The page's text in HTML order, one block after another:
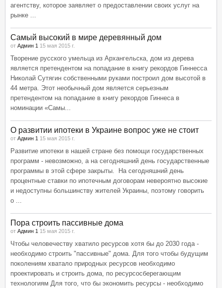
агентству, которое заявляет о предоставлении своих услуг на
рынке ...
Самый высокий в мире деревянный дом
от Админ 1 15 мая 2015 г.
Творение русского умельца из Архангельска, дом из дерева
является претендентом на попадание в книгу рекордов Гиннесса
Николай Сутягин собственными руками построил дом высотой в
44 метра. Этот необычный дом является серьезным
претендентом на попадание в книгу рекордов Гиннеса в
номинации «Самы...
О развитии ипотеки в Украине вопрос уже не стоит
от Админ 1 15 мая 2015 г.
Развитие ипотеки в нашей стране без помощи государственных
программ - невозможно, а на сегодняшний день государственные
программы в этой сфере закрыты. На сегодняшний день
процентные ставки по ипотечным договорам невероятно высокие
и недоступны большинству жителей Украины, поэтому говорить
о ...
Пора строить пассивные дома
от Админ 1 15 мая 2015 г.
Чтобы человечеству хватило ресурсов хотя бы до 2030 года -
необходимо строить "пассивные" дома. Для того чтобы будущим
поколениям хватало природных ресурсов необходимо
проектировать и строить дома, по ресурсосберегающим
технологиям Для того, что бы экономить ресурсы - необходимо